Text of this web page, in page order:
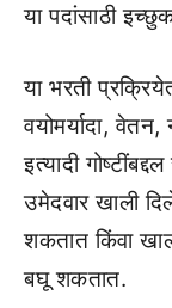
या पदांसाठी
या भरती
वयोमर्यादा,
इत्यादी
उमेदवार खाली
शकतात किंवा
बघू शकतात.